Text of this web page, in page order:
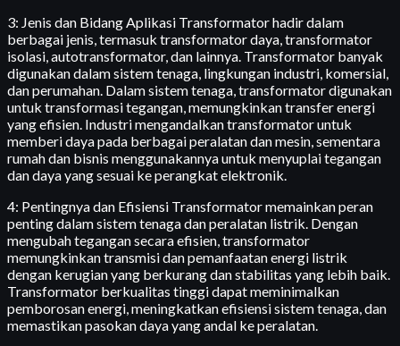
3: Jenis dan Bidang Aplikasi Transformator hadir dalam
berbagai jenis, termasuk transformator daya, transformator
isolasi, autotransformator, dan lainnya. Transformator banyak
digunakan dalam sistem tenaga, lingkungan industri, komersial,
dan perumahan. Dalam sistem tenaga, transformator digunakan
untuk transformasi tegangan, memungkinkan transfer energi
yang efisien. Industri mengandalkan transformator untuk
memberi daya pada berbagai peralatan dan mesin, sementara
rumah dan bisnis menggunakannya untuk menyuplai tegangan
dan daya yang sesuai ke perangkat elektronik.
4: Pentingnya dan Efisiensi Transformator memainkan peran
penting dalam sistem tenaga dan peralatan listrik. Dengan
mengubah tegangan secara efisien, transformator
memungkinkan transmisi dan pemanfaatan energi listrik
dengan kerugian yang berkurang dan stabilitas yang lebih baik.
Transformator berkualitas tinggi dapat meminimalkan
pemborosan energi, meningkatkan efisiensi sistem tenaga, dan
memastikan pasokan daya yang andal ke peralatan.